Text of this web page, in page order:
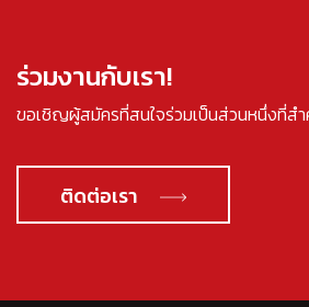
ร่วมงานกับเรา!
ขอเชิญผู้สมัครที่สนใจร่วมเป็นส่วนหนึ่งที่ส
ติดต่อเรา